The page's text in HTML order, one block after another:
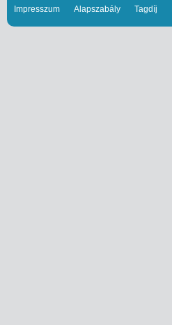
Impresszum Alapszabály Tagdíj